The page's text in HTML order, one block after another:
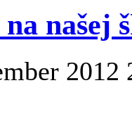
našej
2012